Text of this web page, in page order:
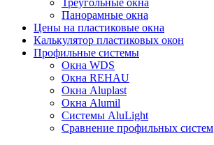
Треугольные окна
Панорамные окна
Цены на пластиковые окна
Калькулятор пластиковых окон
Профильные системы
Окна WDS
Окна REHAU
Окна Aluplast
Окна Alumil
Системы AluLight
Сравнение профильных систем